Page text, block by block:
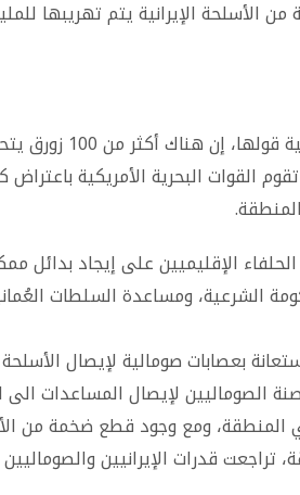
الأسلحة الإيرانية يتم تهريبها
ونقلت قناة العربية عن أحد
القوات البحرية الأمريكية
الإقليميين على إيجاد بدائل
الشرعية، ومساعدة السلطات
بعصابات صومالية لإيصال
الصوماليين لإيصال المساعدات
المنطقة، ومع وجود قطع ضخمة من
تراجعت قدرات الإيرانيين